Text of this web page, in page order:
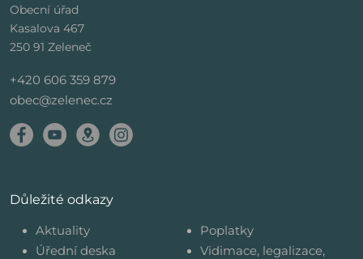
Obecní úřad
Kasalova 467
250 91 Zeleneč
+420 606 359 879
obec@zelenec.cz
Důležité odkazy
Aktuality
Úřední deska
Poplatky
Vidimace, legalizace,